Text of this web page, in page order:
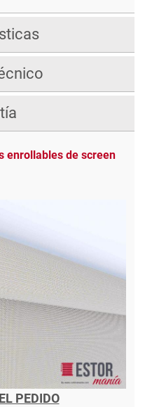
enrollables de screen
PEDIDO